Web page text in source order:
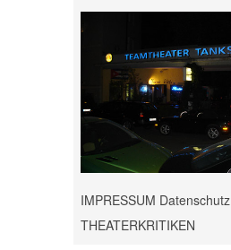
IMPRESSUM Datenschutz
THEATERKRITIKEN